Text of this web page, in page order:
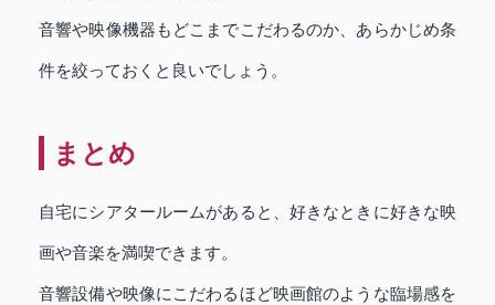
音響や映像機器もどこまでこだわるのか、あらかじめ条
件を絞っておくと良いでしょう。
まとめ
自宅にシアタールームがあると、好きなときに好きな映
画や音楽を満喫できます。
音響設備や映像にこだわるほど映画館のような臨場感を